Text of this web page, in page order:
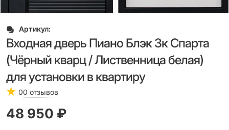
Артикул:
Входная дверь Пиано Блэк 3к Спарта
(Чёрный кварц / Лиственница белая)
для установки в квартиру
00 отзывов
48 950 ₽